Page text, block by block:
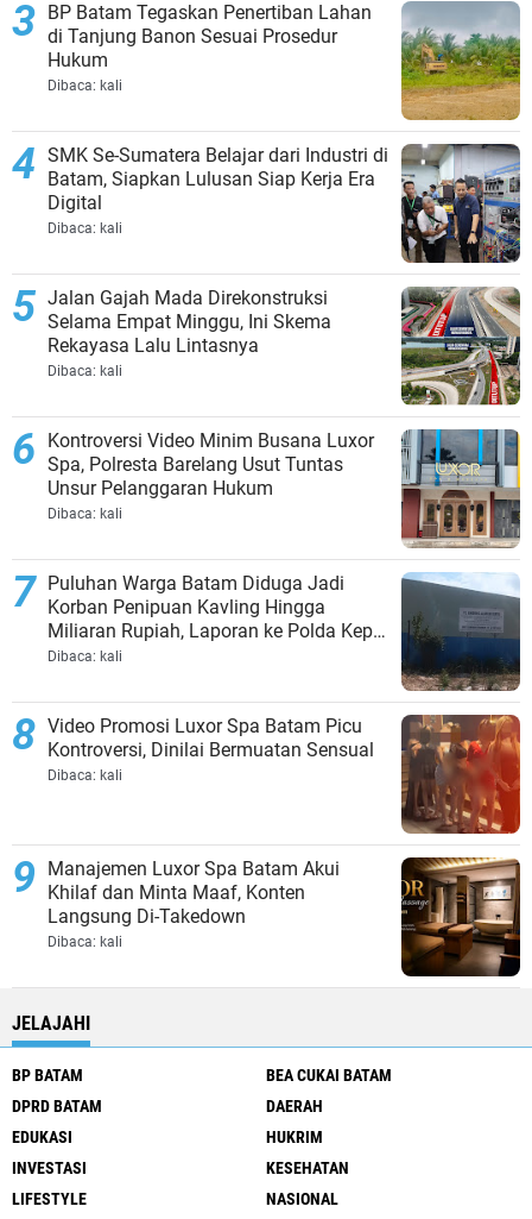
BP Batam Tegaskan Penertiban Lahan
di Tanjung Banon Sesuai Prosedur
Hukum
Dibaca: kali
SMK Se-Sumatera Belajar dari Industri di
Batam, Siapkan Lulusan Siap Kerja Era
Digital
Dibaca: kali
Jalan Gajah Mada Direkonstruksi
Selama Empat Minggu, Ini Skema
Rekayasa Lalu Lintasnya
Dibaca: kali
Kontroversi Video Minim Busana Luxor
Spa, Polresta Barelang Usut Tuntas
Unsur Pelanggaran Hukum
Dibaca: kali
Puluhan Warga Batam Diduga Jadi
Korban Penipuan Kavling Hingga
Miliaran Rupiah, Laporan ke Polda Kepri
Jalan di Tempat?
Dibaca: kali
Video Promosi Luxor Spa Batam Picu
Kontroversi, Dinilai Bermuatan Sensual
Dibaca: kali
Manajemen Luxor Spa Batam Akui
Khilaf dan Minta Maaf, Konten
Langsung Di-Takedown
Dibaca: kali
JELAJAHI
BP BATAM
BEA CUKAI BATAM
DPRD BATAM
DAERAH
EDUKASI
HUKRIM
INVESTASI
KESEHATAN
LIFESTYLE
NASIONAL